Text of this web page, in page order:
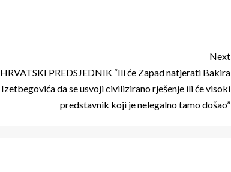
Next
HRVATSKI PREDSJEDNIK “Ili će Zapad natjerati Bakira
Izetbegovića da se usvoji civilizirano rješenje ili će visoki
predstavnik koji je nelegalno tamo došao”